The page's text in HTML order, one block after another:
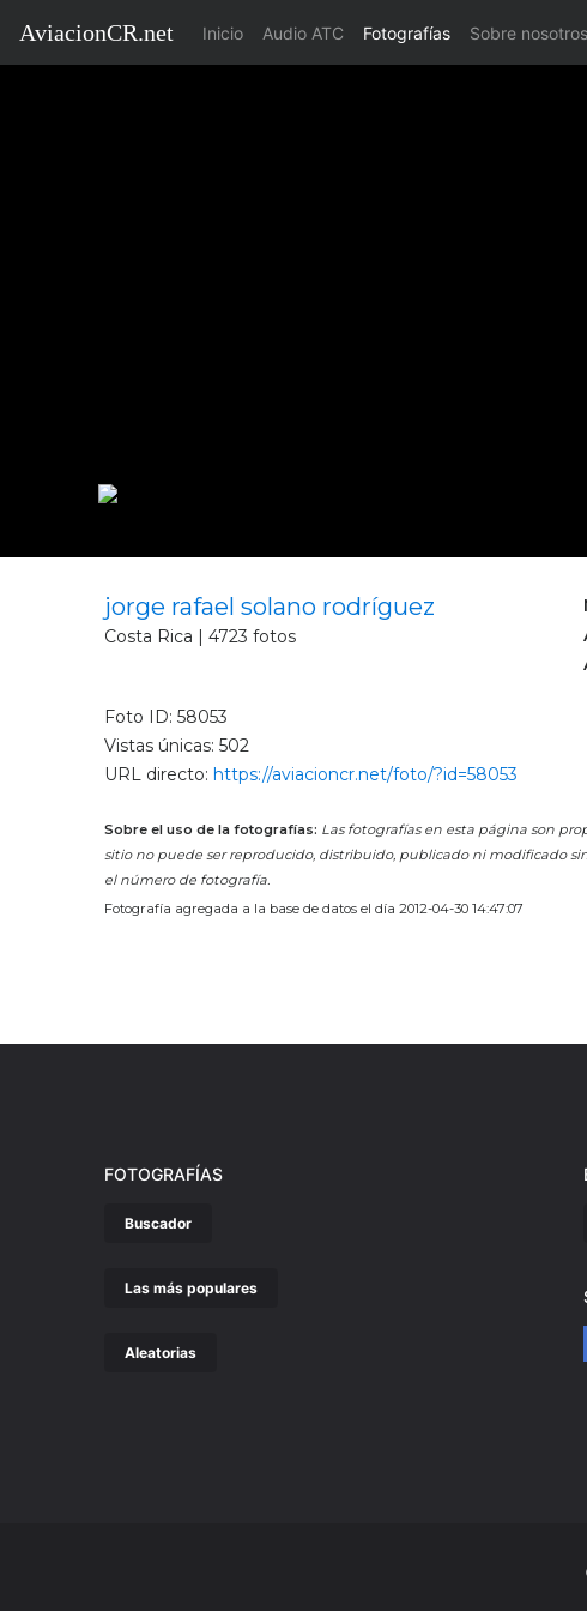
AviacionCR.net Inicio(current)
Audio ATC Fotografías Sobre nosotros
jorge rafael solano rodríguez
Costa Rica | 4723 fotos
Foto ID: 58053
Vistas únicas: 502
URL directo: https://aviacioncr.net/foto/?id=58053
Sobre el uso de la fotografías: Las fotografías en esta página son
sitio no puede ser reproducido, distribuido, publicado ni modificado
el número de fotografía.
Fotografía agregada a la base de datos el día 2012-04-30 14:47:07
FOTOGRAFÍAS
Buscador
Las más populares
Aleatorias